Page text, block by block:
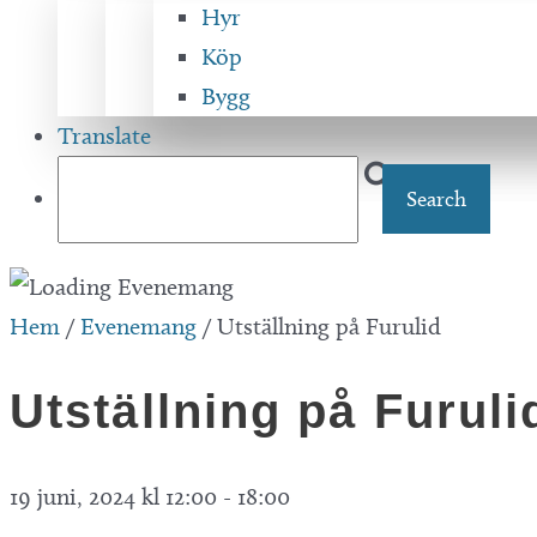
Hyr
Köp
Bygg
Translate
Hem /Evenemang /Utställning på Furulid
Utställning på
19 juni, 2024 kl 12:00 - 18:00